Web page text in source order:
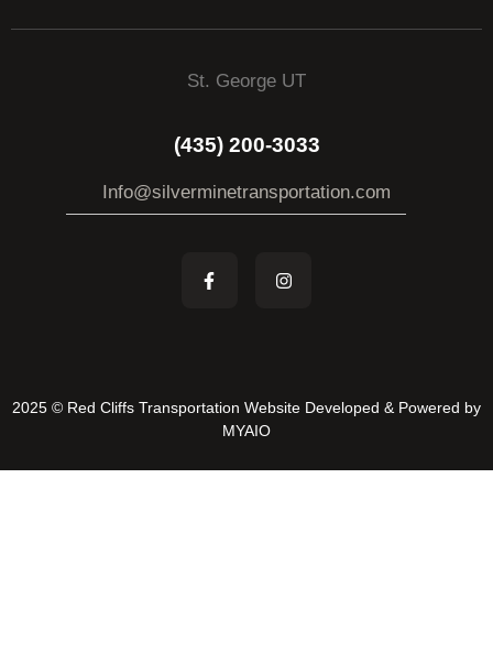
St. George UT
(435) 200-3033
Info@silverminetransportation.com
2025 © Red Cliffs Transportation Website Developed & Powered by
MYAIO